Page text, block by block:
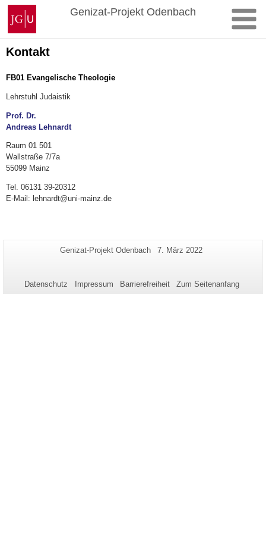
Zum
Inhalt
springen
Johannes
Gutenberg-
Universität
Mainz
Genizat-Projekt Odenbach
Kontakt
FB01 Evangelische Theologie
Lehrstuhl Judaistik
Prof. Dr.
Andreas Lehnardt
Raum 01 501
Wallstraße 7/7a
55099 Mainz
Tel. 06131 39-20312
E-Mail: lehnardt@uni-mainz.de
Zusätzliche
dieser
Seiten-
Genizat-Projekt Odenbach
Letzte
7. März 2022
Datenschutz Impressum Barrierefreiheit Zum Seitenanfang